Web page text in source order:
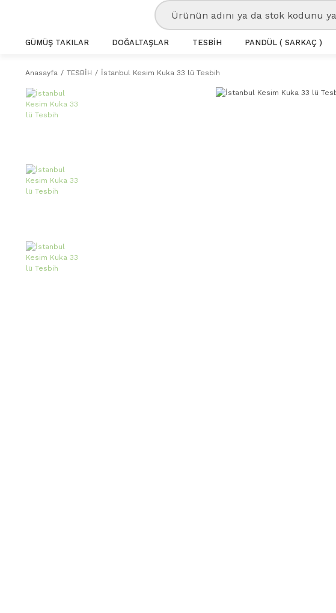
GÜMÜŞ TAKILAR DOĞALTAŞLAR TESBİH PANDÜL ( SARKAÇ )
Anasayfa TESBİH İstanbul Kesim Kuka 33 lü Tesbih